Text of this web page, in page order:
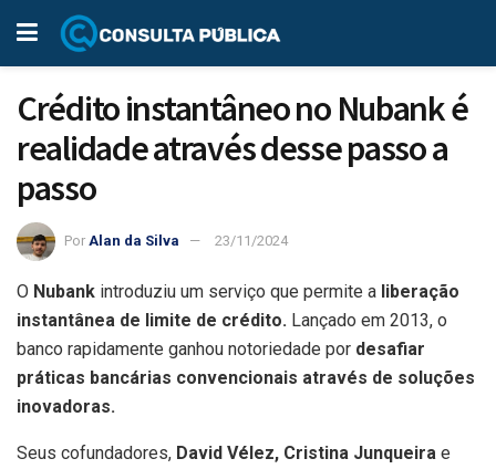
Crédito instantâneo no Nubank é
realidade através desse passo a
passo
Por Alan da Silva 23/11/2024
O Nubank introduziu um serviço que permite a liberação
instantânea de limite de crédito. Lançado em 2013, o
banco rapidamente ganhou notoriedade por desafiar
práticas bancárias convencionais através de soluções
inovadoras.
Seus cofundadores, David Vélez, Cristina Junqueira e